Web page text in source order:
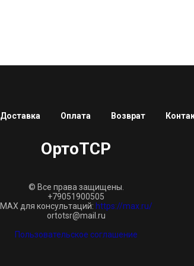
Доставка Оплата Возврат
ОртоТСР
© Все права защищены.
+79051900505
MAX для консультаций: https://max.ru/
ortotsr@mail.ru
Пользовательское соглашение